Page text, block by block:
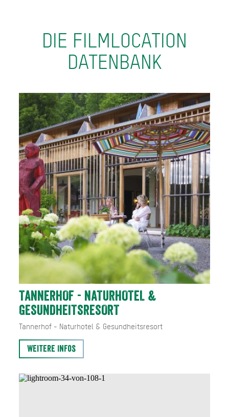
DIE FILMLOCATION
DATENBANK
TANNERHOF - NATURHOTEL &
GESUNDHEITSRESORT
Tannerhof - Naturhotel & Gesundheitsresort
Weitere Infos